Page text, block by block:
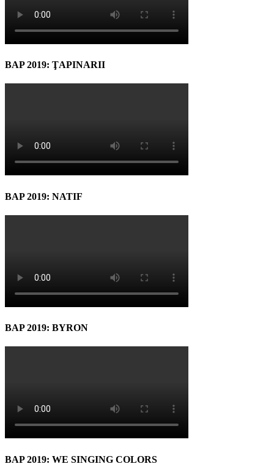
BAP 2019: ŢAPINARII
BAP 2019: NATIF
BAP 2019: BYRON
BAP 2019: WE SINGING COLORS